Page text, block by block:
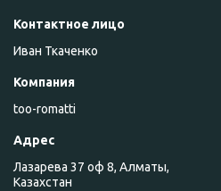
Иван Ткаченко
too-romatti
Лазарева 37 оф 8, Алматы,
Казахстан